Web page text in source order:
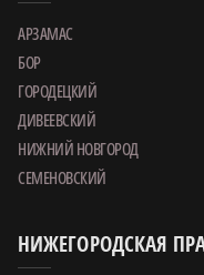
АРЗАМАС
БОР
ГОРОДЕЦКИЙ
ДИВЕЕВСКИЙ
НИЖНИЙ НОВГОРОД
СЕМЕНОВСКИЙ
НИЖЕГОРОДСКАЯ